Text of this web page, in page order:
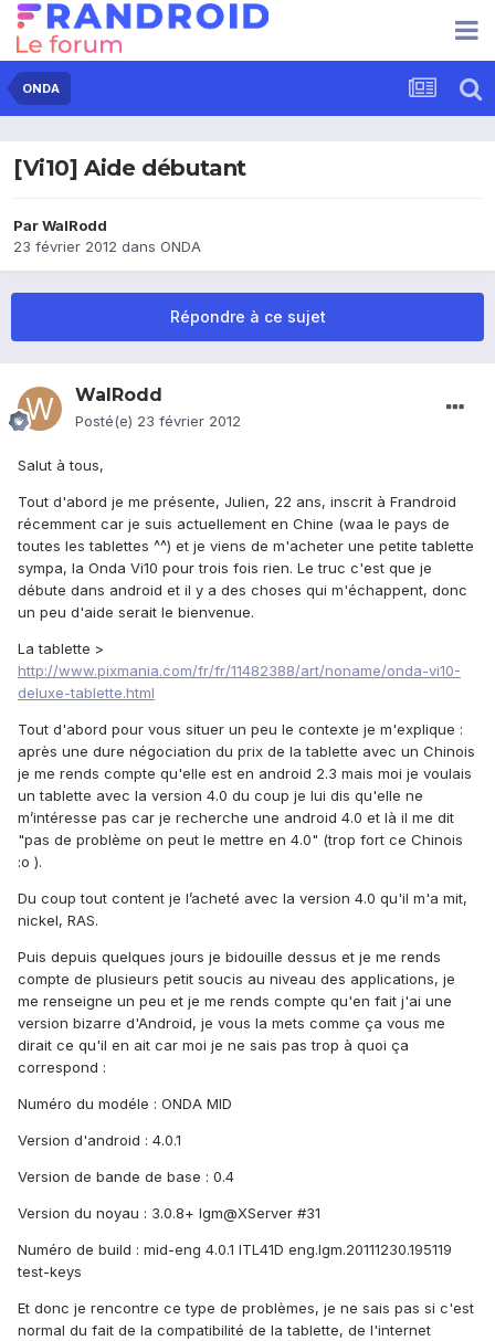
ONDA
[Vi10] Aide débutant
ParWalRodd
23 février 2012 dans ONDA
Répondre à ce sujet
WalRodd
Posté(e) 23 février 2012
Salut à tous,
Tout d'abord je me présente, Julien, 22 ans, inscrit à Frandroid
récemment car je suis actuellement en Chine (waa le pays de
toutes les tablettes ^^) et je viens de m'acheter une petite tablette
sympa, la Onda Vi10 pour trois fois rien. Le truc c'est que je
débute dans android et il y a des choses qui m'échappent, donc
un peu d'aide serait le bienvenue.
La tablette >
http://www.pixmania.com/fr/fr/11482388/art/noname/onda-vi10-
deluxe-tablette.html
Tout d'abord pour vous situer un peu le contexte je m'explique :
après une dure négociation du prix de la tablette avec un Chinois
je me rends compte qu'elle est en android 2.3 mais moi je voulais
un tablette avec la version 4.0 du coup je lui dis qu'elle ne
m’intéresse pas car je recherche une android 4.0 et là il me dit
"pas de problème on peut le mettre en 4.0" (trop fort ce Chinois
:o ).
Du coup tout content je l’acheté avec la version 4.0 qu'il m'a mit,
nickel, RAS.
Puis depuis quelques jours je bidouille dessus et je me rends
compte de plusieurs petit soucis au niveau des applications, je
me renseigne un peu et je me rends compte qu'en fait j'ai une
version bizarre d'Android, je vous la mets comme ça vous me
dirait ce qu'il en ait car moi je ne sais pas trop à quoi ça
correspond :
Numéro du modéle : ONDA MID
Version d'android : 4.0.1
Version de bande de base : 0.4
Version du noyau : 3.0.8+ lgm@XServer #31
Numéro de build : mid-eng 4.0.1 lTL41D eng.lgm.20111230.195119
test-keys
Et donc je rencontre ce type de problèmes, je ne sais pas si c'est
normal du fait de la compatibilité de la tablette, de l'internet